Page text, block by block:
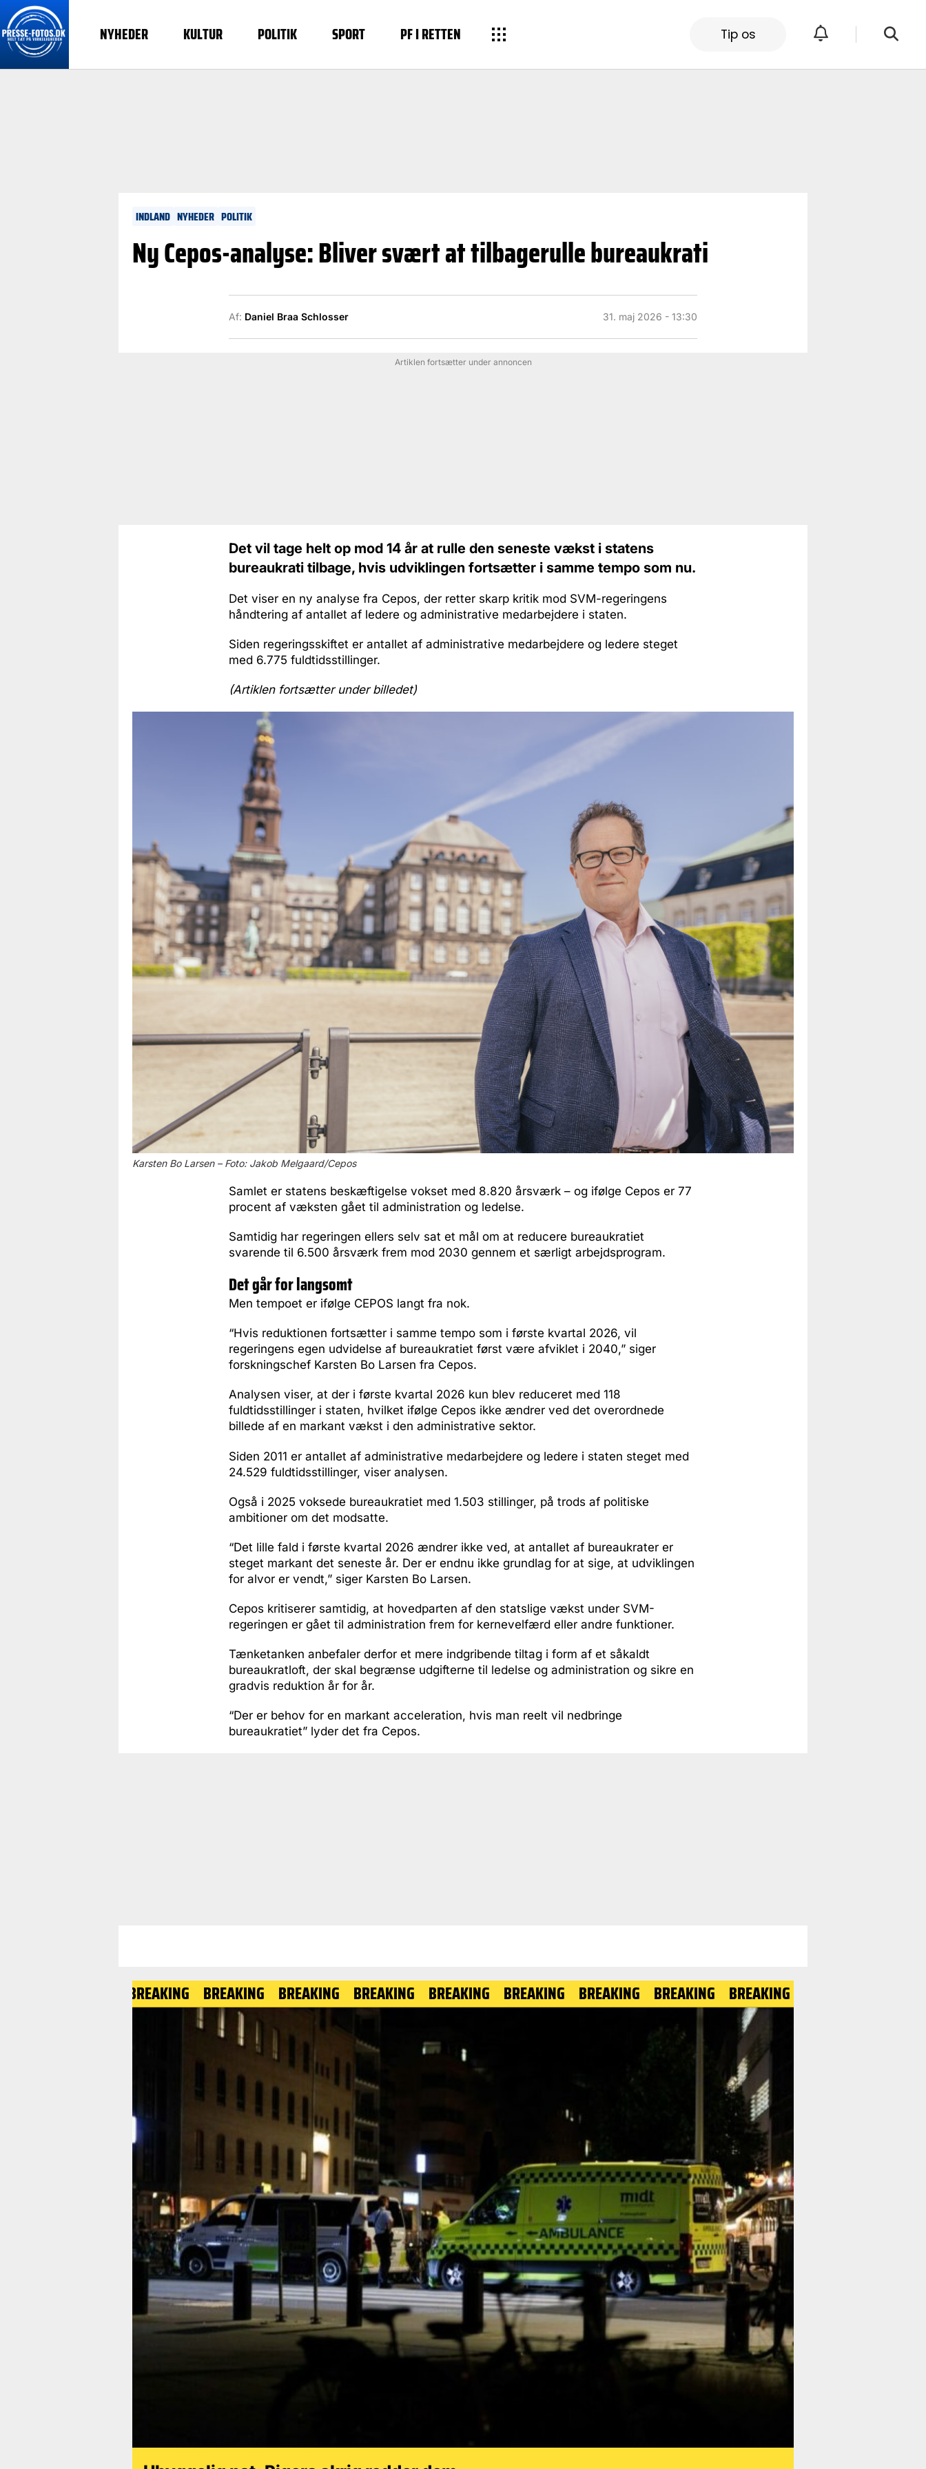
NYHEDER KULTUR POLITIK SPORT PF I RETTEN Tip os
INDLAND NYHEDER POLITIK
Ny Cepos-analyse: Bliver svært at tilbagerulle bureaukrati
Af: Daniel Braa Schlosser 31. maj 2026 - 13:30
Artiklen fortsætter under annoncen
Det vil tage helt op mod 14 år at rulle den seneste vækst i statens
bureaukrati tilbage, hvis udviklingen fortsætter i samme tempo som nu.
Det viser en ny analyse fra Cepos, der retter skarp kritik mod SVM-regeringens
håndtering af antallet af ledere og administrative medarbejdere i staten.
Siden regeringsskiftet er antallet af administrative medarbejdere og ledere steget
med 6.775 fuldtidsstillinger.
(Artiklen fortsætter under billedet)
Karsten Bo Larsen – Foto: Jakob Melgaard/Cepos
Samlet er statens beskæftigelse vokset med 8.820 årsværk – og ifølge Cepos er 77
procent af væksten gået til administration og ledelse.
Samtidig har regeringen ellers selv sat et mål om at reducere bureaukratiet
svarende til 6.500 årsværk frem mod 2030 gennem et særligt arbejdsprogram.
Det går for langsomt
Men tempoet er ifølge CEPOS langt fra nok.
“Hvis reduktionen fortsætter i samme tempo som i første kvartal 2026, vil
regeringens egen udvidelse af bureaukratiet først være afviklet i 2040,” siger
forskningschef Karsten Bo Larsen fra Cepos.
Analysen viser, at der i første kvartal 2026 kun blev reduceret med 118
fuldtidsstillinger i staten, hvilket ifølge Cepos ikke ændrer ved det overordnede
billede af en markant vækst i den administrative sektor.
Siden 2011 er antallet af administrative medarbejdere og ledere i staten steget med
24.529 fuldtidsstillinger, viser analysen.
Også i 2025 voksede bureaukratiet med 1.503 stillinger, på trods af politiske
ambitioner om det modsatte.
“Det lille fald i første kvartal 2026 ændrer ikke ved, at antallet af bureaukrater er
steget markant det seneste år. Der er endnu ikke grundlag for at sige, at udviklingen
for alvor er vendt,” siger Karsten Bo Larsen.
Cepos kritiserer samtidig, at hovedparten af den statslige vækst under SVM-
regeringen er gået til administration frem for kernevelfærd eller andre funktioner.
Tænketanken anbefaler derfor et mere indgribende tiltag i form af et såkaldt
bureaukratloft, der skal begrænse udgifterne til ledelse og administration og sikre en
gradvis reduktion år for år.
“Der er behov for en markant acceleration, hvis man reelt vil nedbringe
bureaukratiet” lyder det fra Cepos.
BREAKING BREAKING BREAKING BREAKING BREAKING BREAKING BREAKING BREAKING BREAKING BREAKING